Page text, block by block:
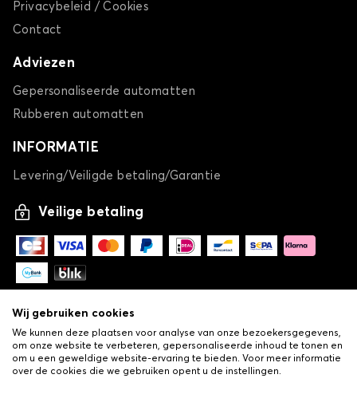
Privacybeleid / Cookies
Contact
Adviezen
Gepersonaliseerde automatten
Rubberen automatten
INFORMATIE
Levering/Veiligde betaling/Garantie
Veilige betaling
Wij gebruiken cookies
We kunnen deze plaatsen voor analyse van onze bezoekersgegevens,
om onze website te verbeteren, gepersonaliseerde inhoud te tonen en
om u een geweldige website-ervaring te bieden. Voor meer informatie
over de cookies die we gebruiken opent u de instellingen.